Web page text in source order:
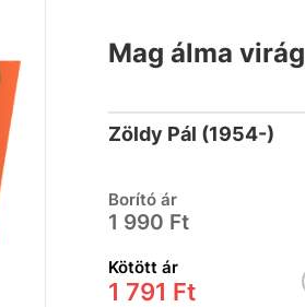
Mag álma virág
Zöldy Pál (1954-)
Borító ár
1 990 Ft
Kötött ár
1 791 Ft